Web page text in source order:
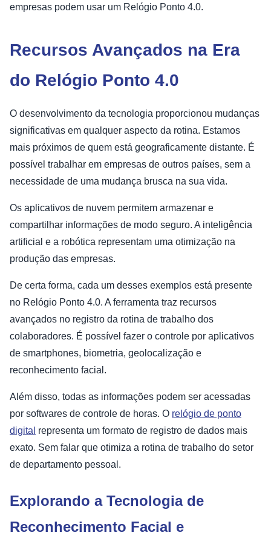
empresas podem usar um Relógio Ponto 4.0.
Recursos Avançados na Era
do Relógio Ponto 4.0
O desenvolvimento da tecnologia proporcionou mudanças
significativas em qualquer aspecto da rotina. Estamos
mais próximos de quem está geograficamente distante. É
possível trabalhar em empresas de outros países, sem a
necessidade de uma mudança brusca na sua vida.
Os aplicativos de nuvem permitem armazenar e
compartilhar informações de modo seguro. A inteligência
artificial e a robótica representam uma otimização na
produção das empresas.
De certa forma, cada um desses exemplos está presente
no Relógio Ponto 4.0. A ferramenta traz recursos
avançados no registro da rotina de trabalho dos
colaboradores. É possível fazer o controle por aplicativos
de smartphones, biometria, geolocalização e
reconhecimento facial.
Além disso, todas as informações podem ser acessadas
por softwares de controle de horas. O relógio de ponto
digital representa um formato de registro de dados mais
exato. Sem falar que otimiza a rotina de trabalho do setor
de departamento pessoal.
Explorando a Tecnologia de
Reconhecimento Facial e